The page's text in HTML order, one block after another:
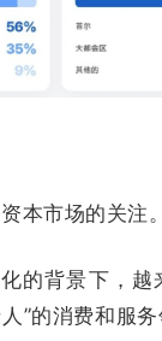
本市场的关注。
的背景下，越
”的消费和服